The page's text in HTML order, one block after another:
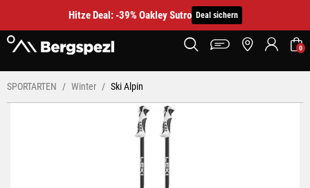
Hitze Deal: -39% Oakley Sutro Deal sichern
0
SPORTARTEN Winter Ski Alpin